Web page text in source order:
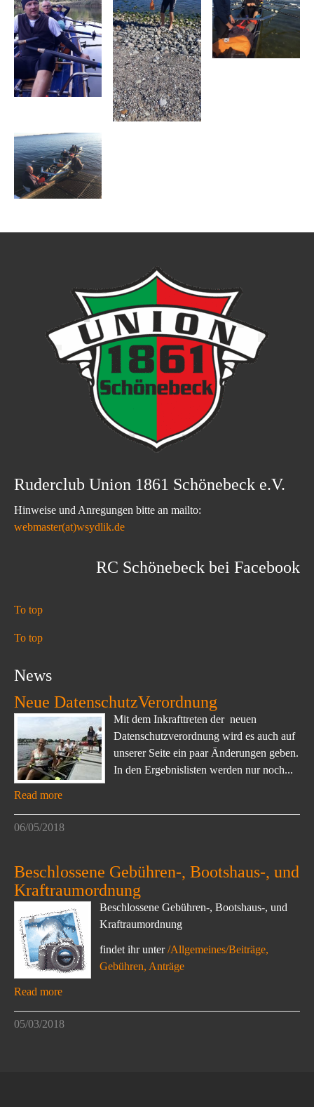
Ruderclub Union 1861 Schönebeck e.V.
Hinweise und Anregungen bitte an mailto:
webmaster(at)wsydlik.de
RC Schönebeck bei Facebook
To top
To top
News
Neue DatenschutzVerordnung
Mit dem Inkrafttreten der neuen
Datenschutzverordnung wird es auch auf
unserer Seite ein paar Änderungen geben.
In den Ergebnislisten werden nur noch...
Read more
06/05/2018
Beschlossene Gebühren-, Bootshaus-, und
Kraftraumordnung
Beschlossene Gebühren-, Bootshaus-, und
Kraftraumordnung
findet ihr unter/Allgemeines/Beiträge,
Gebühren, Anträge
Read more
05/03/2018